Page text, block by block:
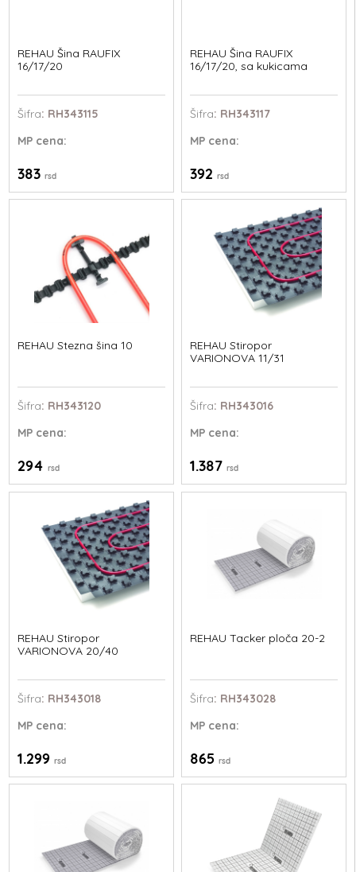
REHAU Šina RAUFIX
16/17/20
Šifra: RH343115
MP cena:
383rsd
REHAU Šina RAUFIX
16/17/20, sa kukicama
Šifra: RH343117
MPcena:
392 rsd
REHAU Stezna šina 10
Šifra: RH343120
MP cena:
294rsd
REHAU Stiropor
VARIONOVA 11/31
Šifra: RH343016
MPcena:
1.387 rsd
REHAU Stiropor
VARIONOVA 20/40
Šifra: RH343018
MP cena:
1.299rsd
REHAU Tacker ploča 20-2
Šifra: RH343028
MPcena:
865 rsd